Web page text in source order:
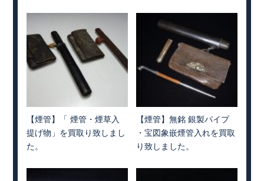
【煙管】「 煙管・煙草入
提げ物」を買取り致しまし
た。
【煙管】無銘 銀製パイプ
・宝図象嵌煙管入れを買取
り致しました。